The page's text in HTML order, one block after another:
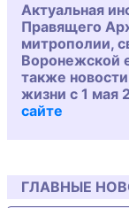
Актуальная
Правящего
митрополии,
Воронежской
также
жизни с 1 мая
сайте
ГЛАВНЫЕ